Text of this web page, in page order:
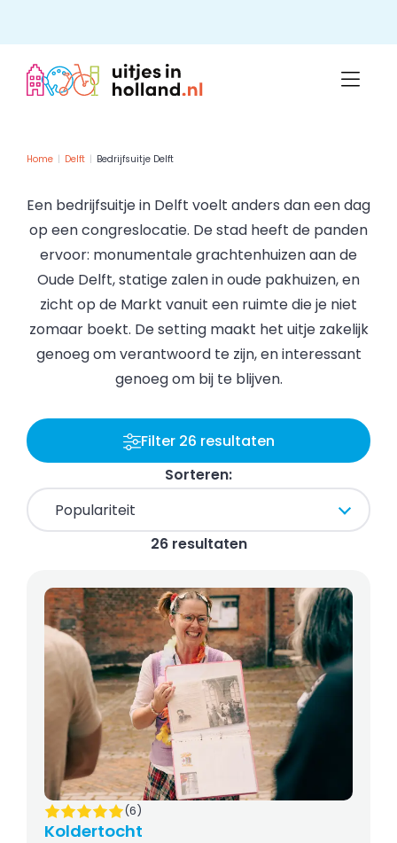
content
Home Delft Bedrijfsuitje Delft
Een bedrijfsuitje in Delft voelt anders dan een dag
op een congreslocatie. De stad heeft de panden
ervoor: monumentale grachtenhuizen aan de
Oude Delft, statige zalen in oude pakhuizen, en
zicht op de Markt vanuit een ruimte die je niet
zomaar boekt. De setting maakt het uitje zakelijk
genoeg om verantwoord te zijn, en interessant
genoeg om bij te blijven.
Filter 26 resultaten
26 resultaten
Sorteren:
Koldertocht
(6)